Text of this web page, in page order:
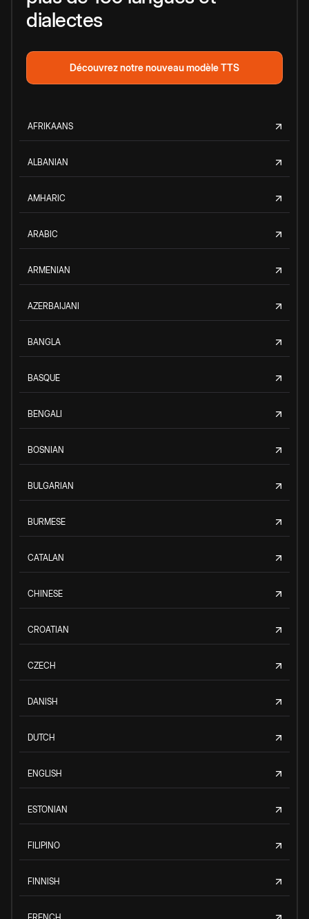
dialectes
Découvrez notre nouveau modèle TTS
AFRIKAANS
ALBANIAN
AMHARIC
ARABIC
ARMENIAN
AZERBAIJANI
BANGLA
BASQUE
BENGALI
BOSNIAN
BULGARIAN
BURMESE
CATALAN
CHINESE
CROATIAN
CZECH
DANISH
DUTCH
ENGLISH
ESTONIAN
FILIPINO
FINNISH